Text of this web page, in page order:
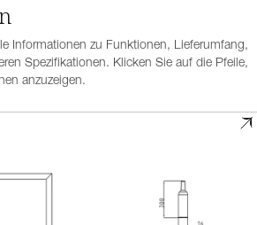
Informationen zu Funktionen, Lieferumfang,
Spezifikationen. Klicken Sie auf die Pfeile,
anzuzeigen.